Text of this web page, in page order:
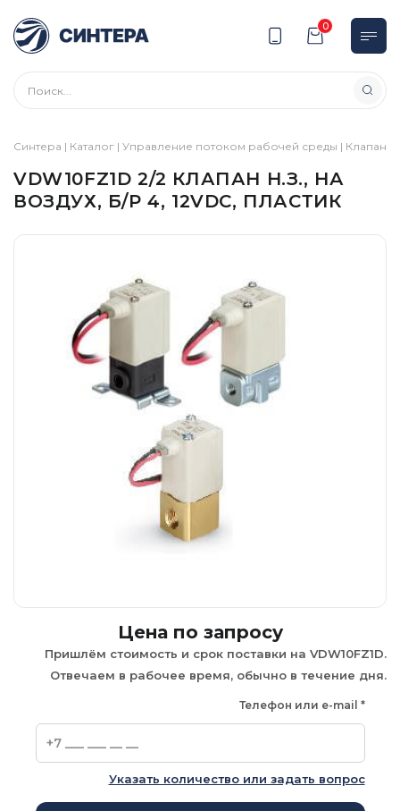
0
Синтера | Каталог | Управление потоком рабочей среды | Клапаны
VDW10FZ1D 2/2 КЛАПАН Н.З., НА
ВОЗДУХ, Б/Р 4, 12VDC, ПЛАСТИК
Цена по запросу
Пришлём стоимость и срок поставки на VDW10FZ1D.
Отвечаем в рабочее время, обычно в течение дня.
Телефон или e-mail *
Указать количество или задать вопрос